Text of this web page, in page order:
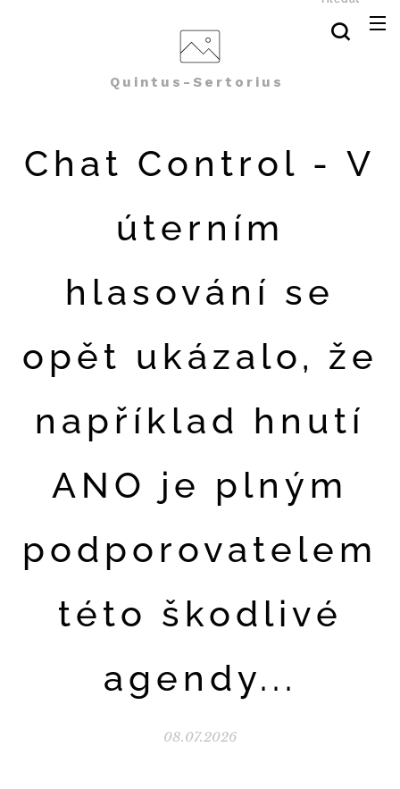
Quintus-Sertorius
Chat Control - V
úterním
hlasování se
opět ukázalo, že
například hnutí
ANO je plným
podporovatelem
této škodlivé
agendy...
08.07.2026